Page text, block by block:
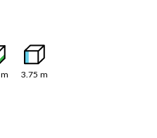
m 3.75 m